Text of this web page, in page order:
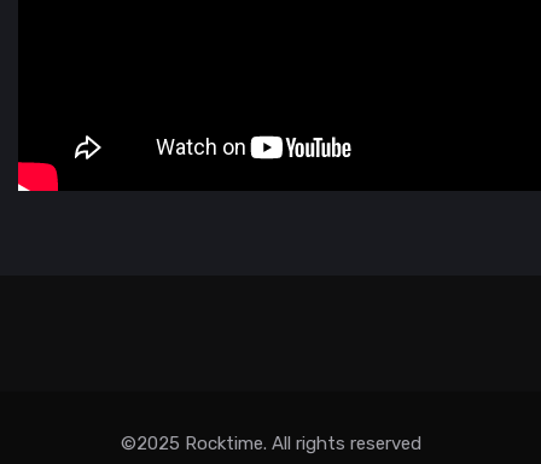
©2025 Rocktime. All rights reserved